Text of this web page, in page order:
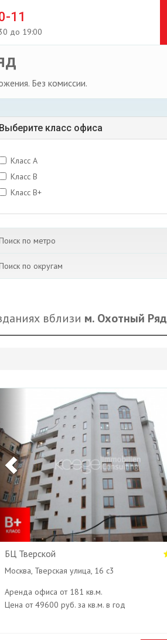
11
до 19:00
Без комиссии.
Выберите класс офиса
Класс A
Класс B
Класс B+
по метро
по округам
вблизи м. Охотный Ряд
БЦ Тверской
Москва, Тверская улица, 16 с3
Аренда офиса от 181 кв.м.
Цена от 49600 руб. за кв.м. в год